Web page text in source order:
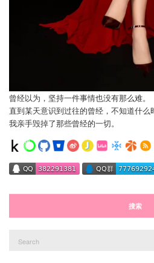
曾经以为，坚持一件事情也没有那么难。
直到某天意识到过往的曾经，不知道什么
我亲手毁掉了那些曾经的一切。
搜索
for: